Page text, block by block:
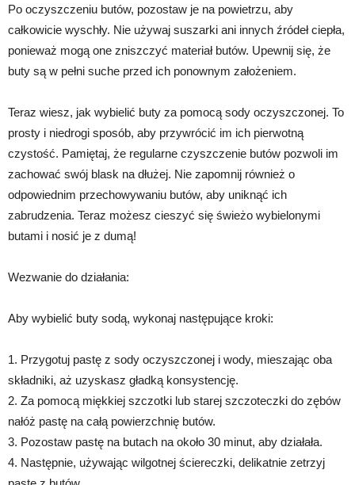
Po oczyszczeniu butów, pozostaw je na powietrzu, aby
całkowicie wyschły. Nie używaj suszarki ani innych źródeł ciepła,
ponieważ mogą one zniszczyć materiał butów. Upewnij się, że
buty są w pełni suche przed ich ponownym założeniem.
Teraz wiesz, jak wybielić buty za pomocą sody oczyszczonej. To
prosty i niedrogi sposób, aby przywrócić im ich pierwotną
czystość. Pamiętaj, że regularne czyszczenie butów pozwoli im
zachować swój blask na dłużej. Nie zapomnij również o
odpowiednim przechowywaniu butów, aby uniknąć ich
zabrudzenia. Teraz możesz cieszyć się świeżo wybielonymi
butami i nosić je z dumą!
Wezwanie do działania:
Aby wybielić buty sodą, wykonaj następujące kroki:
1. Przygotuj pastę z sody oczyszczonej i wody, mieszając oba
składniki, aż uzyskasz gładką konsystencję.
2. Za pomocą miękkiej szczotki lub starej szczoteczki do zębów
nałóż pastę na całą powierzchnię butów.
3. Pozostaw pastę na butach na około 30 minut, aby działała.
4. Następnie, używając wilgotnej ściereczki, delikatnie zetrzyj